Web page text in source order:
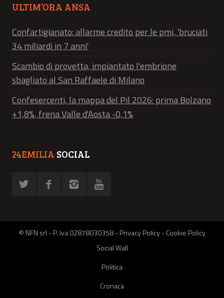
ULTIM’ORA ANSA
Confartigianato: allarme credito per le pmi, 'bruciati
34 miliardi in 7 anni'
Scambio di provetta, impiantato l'embrione
sbagliato al San Raffaele di Milano
Confesercenti, la mappa del Pil 2026: prima Bolzano
+1,8%, frena Valle d'Aosta -0,1%
24EMILIA SOCIAL
© NFN srl - P. Iva 02878030358 -Privacy Policy-Cookie Policy
Social Wall
Politica
Cronaca